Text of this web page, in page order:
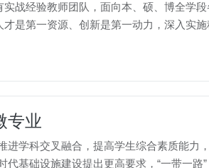
战经验教师团队，面向本、硕、博全学
是第一资源、创新是第一动力，深入实施
专业
进学科交叉融合，提高学生综合素质能
代基础设施建设提出更高要求，“一带一